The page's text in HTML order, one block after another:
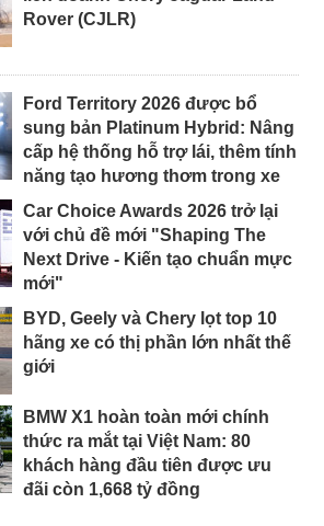
Rover (CJLR)
Ford Territory 2026 được bổ
sung bản Platinum Hybrid: Nâng
cấp hệ thống hỗ trợ lái, thêm tính
năng tạo hương thơm trong xe
Car Choice Awards 2026 trở lại
với chủ đề mới "Shaping The
Next Drive - Kiến tạo chuẩn mực
mới"
BYD, Geely và Chery lọt top 10
hãng xe có thị phần lớn nhất thế
giới
BMW X1 hoàn toàn mới chính
thức ra mắt tại Việt Nam: 80
khách hàng đầu tiên được ưu
đãi còn 1,668 tỷ đồng